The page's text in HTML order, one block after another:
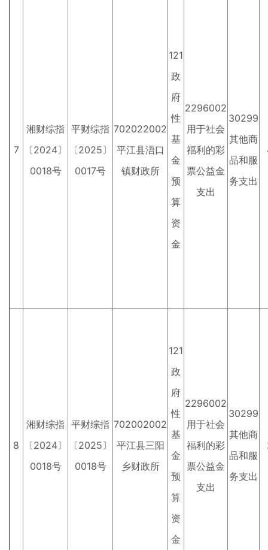
7
湘财综指
〔2024〕
0018号
平财综指
〔2025〕
0017号
702022002
平江县浯口
镇财政所
121
政
府
性
基
金
预
算
资
金
2296002
用于社会
福利的彩
票公益金
支出
30299
其他商
品和服
务支出
8
湘财综指
〔2024〕
0018号
平财综指
〔2025〕
0018号
702002002
平江县三阳
乡财政所
121
政
府
性
基
金
预
算
资
金
2296002
用于社会
福利的彩
票公益金
支出
30299
其他商
品和服
务支出